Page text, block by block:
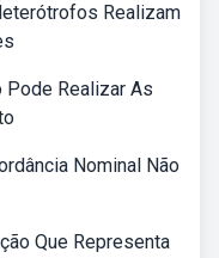
Realizam
Pode Realizar As
Nominal Não
Que Representa